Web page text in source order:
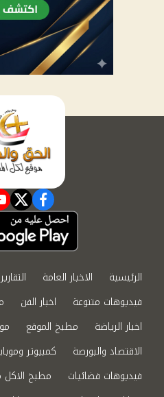
الرئيسية الاخبار العامة
فيديوهات متنوعة
اخبار الفن
اخبار الرياضة
مطبخ الموقع
الاقتصاد والبورصة
كمبيوتر
فيديوهات فضائيات
مطبخ